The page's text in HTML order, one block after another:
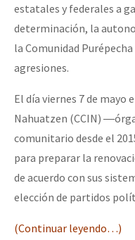
estatales y federales a
determinación, la
la Comunidad
agresiones.
El día viernes 7 de mayo
Nahuatzen (CCIN)
comunitario desde el
para preparar la
de acuerdo con sus
elección de partidos
(Continuar leyendo…)